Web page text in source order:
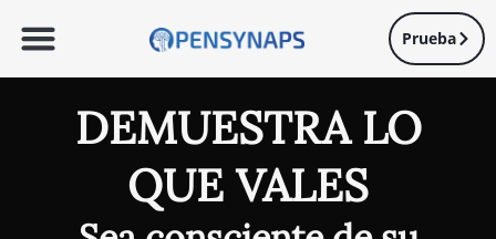
Prueba
DEMUESTRA LO
QUE VALES